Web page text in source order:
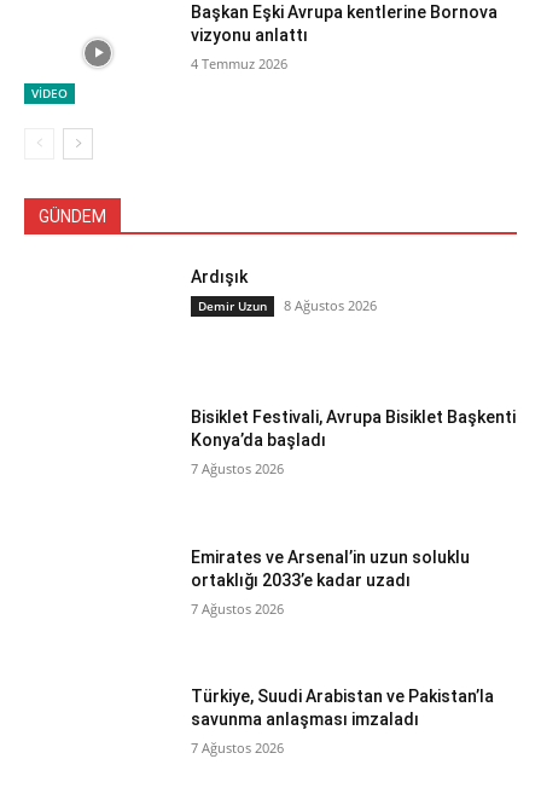
VİDEO
Başkan Eşki Avrupa kentlerine Bornova
vizyonu anlattı
4 Temmuz 2026
GÜNDEM
Ardışık
Demir Uzun 8 Ağustos 2026
Bisiklet Festivali, Avrupa Bisiklet Başkenti
Konya’da başladı
7 Ağustos 2026
Emirates ve Arsenal’in uzun soluklu
ortaklığı 2033’e kadar uzadı
7 Ağustos 2026
Türkiye, Suudi Arabistan ve Pakistan’la
savunma anlaşması imzaladı
7 Ağustos 2026